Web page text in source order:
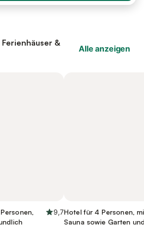
&
Alle anzeigen
9,7Hotel für 4 Personen,
Sauna sowie Garten